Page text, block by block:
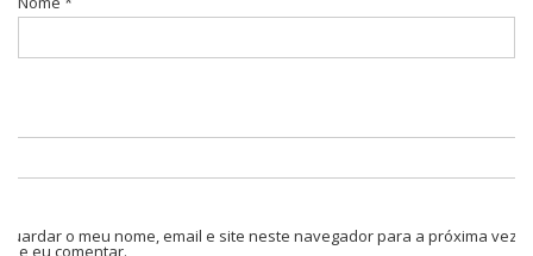
Guardar o meu nome, email e site neste navegador para a próxima vez
que eu comentar.